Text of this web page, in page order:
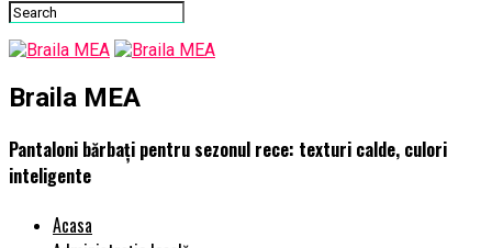
Braila MEA
Pantaloni bărbați pentru sezonul rece: texturi calde, culori
inteligente
Acasa